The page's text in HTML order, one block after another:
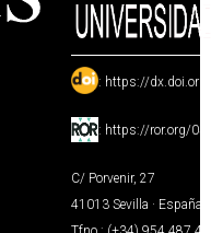
: https://
: https://ror.org/
C/ Porvenir, 27
41013 Sevilla · España